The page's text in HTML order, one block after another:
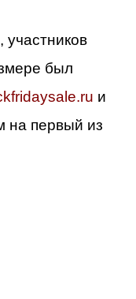
участников
был
и
на первый из